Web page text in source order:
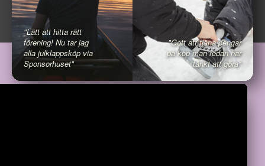
"Lätt att hitta rätt
förening! Nu tar jag
alla julklappsköp via
Sponsorhuset"
"Gott att tjäna pengar
på köp man redan har
tänkt att göra"